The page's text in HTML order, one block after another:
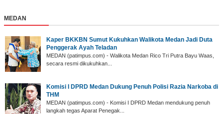
MEDAN
Kaper BKKBN Sumut Kukuhkan Walikota Medan Jadi Duta
Penggerak Ayah Teladan
MEDAN (patimpus.com) - Walikota Medan Rico Tri Putra Bayu Waas,
secara resmi dikukuhkan...
Komisi I DPRD Medan Dukung Penuh Polisi Razia Narkoba di
THM
MEDAN (patimpus.com) - Komisi I DPRD Medan mendukung penuh
langkah tegas Aparat Penegak...